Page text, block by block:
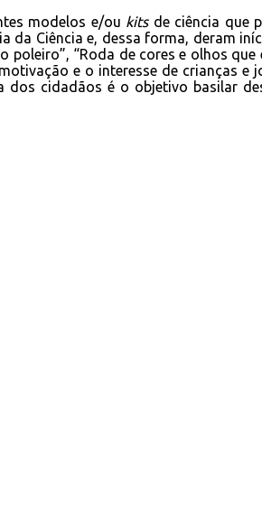
modelos e/ou kitsde ciência que
da Ciência e, dessa forma, deram
poleiro”, “Roda de cores e olhos
e o interesse de crianças e
dos cidadãos é o objetivo basilar